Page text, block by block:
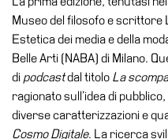
evento
Amministrazione
trasparente
Whistleblowing
Sostieni
Museo del filosofo e
Estetica dei media e della
Belle Arti (NABA) di Milano.
di podcastdal titolo La
ragionato sull’idea di
diverse caratterizzazioni e
Cosmo Digitale. La ricerca